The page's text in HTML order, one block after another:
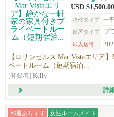
USD $1,500.00
物件タイプ 一
部屋タイプ プ
即入居可
【ロサンゼルス Mar Vistaエリア
ベートルーム（短期宿泊...
[登録者] Kelly
詳細
部屋あります 女性ルームメイト